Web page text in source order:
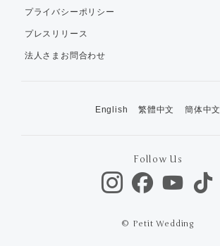
プライバシーポリシー
プレスリリース
法人さまお問合わせ
English 繁體中文 簡体中文
Follow Us
© Petit Wedding